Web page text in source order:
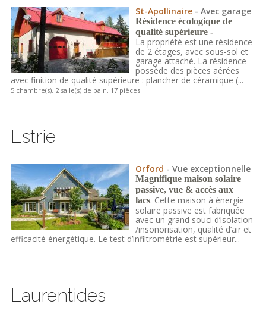
St-Apollinaire - Avec garage
Résidence écologique de
qualité supérieure -
La propriété est une résidence
de 2 étages, avec sous-sol et
garage attaché. La résidence
possède des pièces aérées
avec finition de qualité supérieure : plancher de céramique (...
5 chambre(s), 2 salle(s) de bain, 17 pièces
Estrie
Orford - Vue exceptionnelle
Magnifique maison solaire
passive, vue & accès aux
lacs. Cette maison à énergie
solaire passive est fabriquée
avec un grand souci d’isolation
/insonorisation, qualité d’air et
efficacité énergétique. Le test d’infiltrométrie est supérieur...
Laurentides